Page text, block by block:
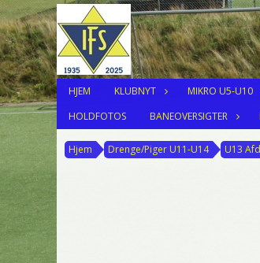
HJEM KLUBNYT MIKRO U5-U10
HOLDFOTOS
BANEOVERSIGTER
Hjem Drenge/Piger U11-U14 U13